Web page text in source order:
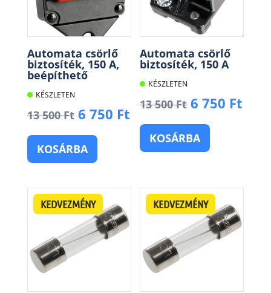
Automata csörlő
biztosíték, 150 A,
beépíthető
KÉSZLETEN
13 500Ft Original
was:
13
6 750 FtCurrent
price
is:
KOSÁRBA
Automata csörlő
biztosíték, 150 A
KÉSZLETEN
13 500Ft Original
was:
13
6 750 Ft
KOSÁRBA
KEDVEZMÉNY KEDVEZMÉNY